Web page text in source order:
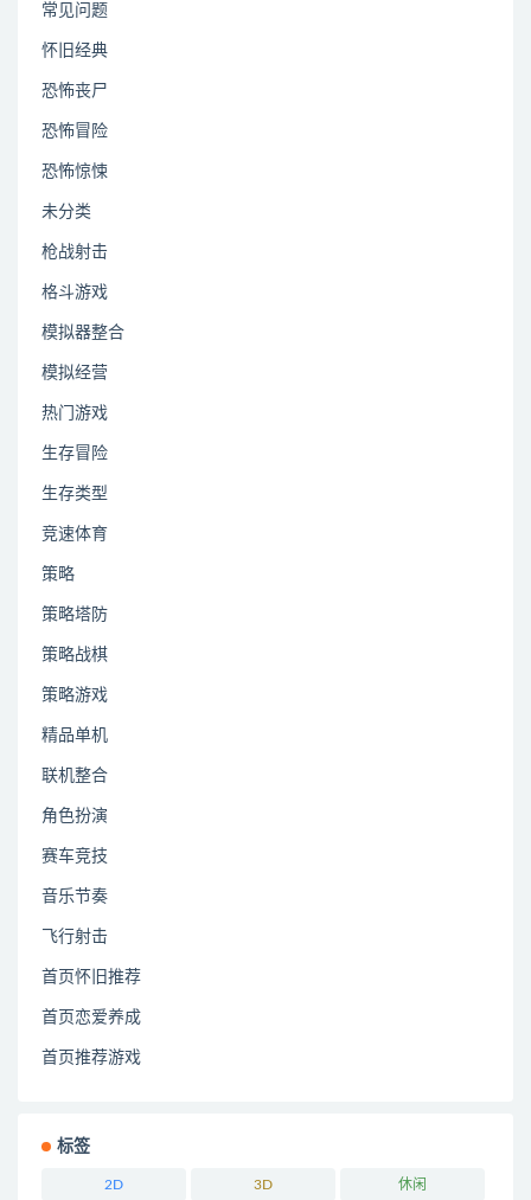
常见问题
怀旧经典
恐怖丧尸
恐怖冒险
恐怖惊悚
未分类
枪战射击
格斗游戏
模拟器整合
模拟经营
热门游戏
生存冒险
生存类型
竞速体育
策略
策略塔防
策略战棋
策略游戏
精品单机
联机整合
角色扮演
赛车竞技
音乐节奏
飞行射击
首页怀旧推荐
首页恋爱养成
首页推荐游戏
标签
2D 3D 休闲